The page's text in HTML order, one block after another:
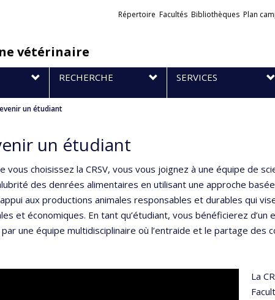
vétérinaire
Liens
Répertoire Facultés Bibliothèques Plan
RECHERCHE SERVICES
un étudiant
un étudiant
vous choisissez la CRSV, vous vous joignez à une équipe de
des denrées alimentaires en utilisant une approche
aux productions animales responsables et durables qui
et économiques. En tant qu’étudiant, vous bénéficierez
une équipe multidisciplinaire où l’entraide et le partage des
La